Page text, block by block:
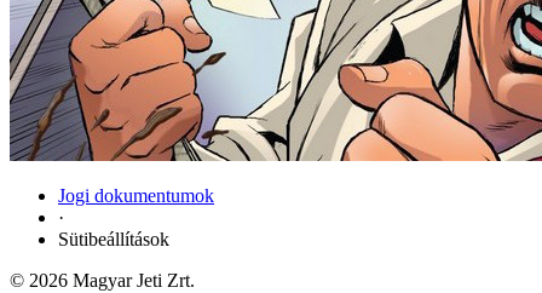
Jogi dokumentumok
·
Sütibeállítások
© 2026 Magyar Jeti Zrt.